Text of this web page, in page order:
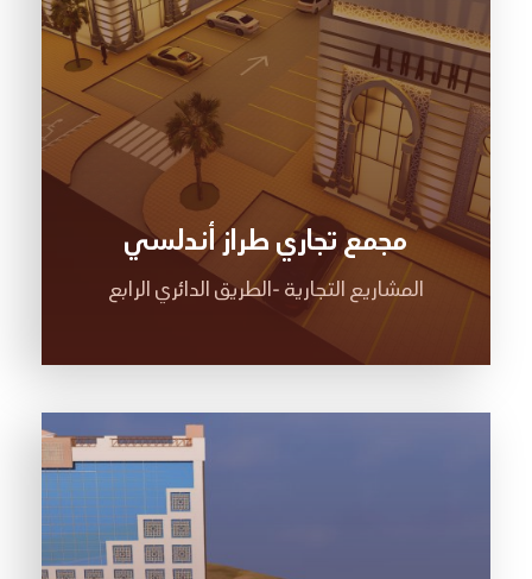
مجمع تجاري طراز أندلسي
المشاريع التجارية -الطريق الدائري الرابع